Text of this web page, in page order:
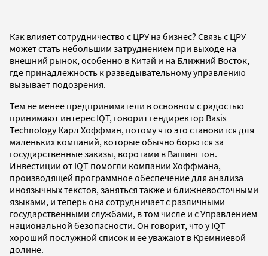
Как влияет сотрудничество с ЦРУ на бизнес? Связь с ЦРУ
может стать небольшим затруднением при выходе на
внешний рынок, особенно в Китай и на Ближний Восток,
где принадлежность к разведывательному управлению
вызывает подозрения.
Тем не менее предприниматели в основном с радостью
принимают интерес IQT, говорит гендиректор Basis
Technology Карл Хоффман, потому что это становится для
маленьких компаний, которые обычно борются за
государственные заказы, воротами в Вашингтон.
Инвестиции от IQT помогли компании Хоффмана,
производящей программное обеспечение для анализа
иноязычных текстов, заняться также и ближневосточными
языками, и теперь она сотрудничает с различными
государственными службами, в том числе и с Управлением
национальной безопасности. Он говорит, что у IQT
хороший послужной список и ее уважают в Кремниевой
долине.